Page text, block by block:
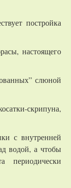
постройка
настоящего
слюной
скрипуна,
с внутренней
водой, а чтобы
периодически